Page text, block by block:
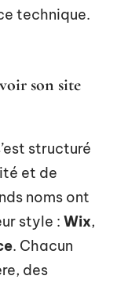
technique.
son site
structuré
et de
noms ont
style : Wix,
. Chacun
des